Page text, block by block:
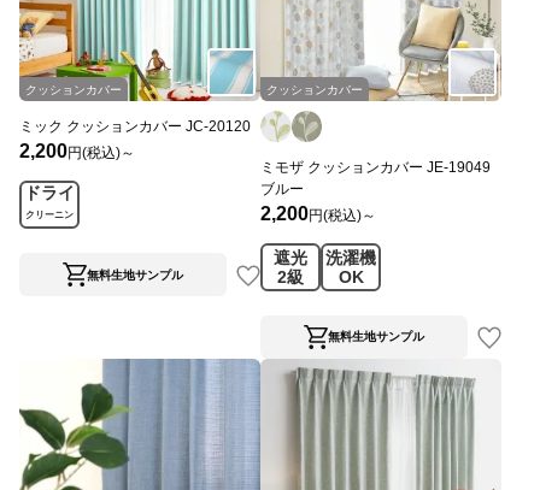
クッションカバー
ミック クッションカバー JC-20120
2,200円(税込)～
ドライ
クリーニン
無料生地サンプル
クッションカバー
ミモザ クッションカバー JE-19049
ブルー
2,200円(税込)～
遮光
2級
洗濯機
OK
無料生地サンプル